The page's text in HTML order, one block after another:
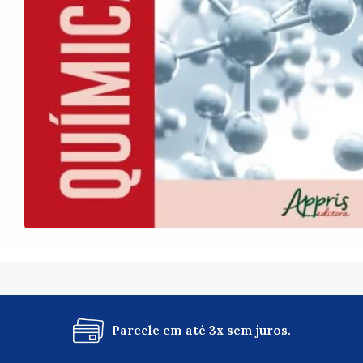
Parcele em até 3x sem juros.